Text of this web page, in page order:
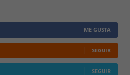
ME GUSTA
SEGUIR
SEGUIR